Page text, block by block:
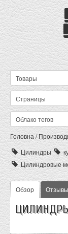
Головна/
Цилиндры
Цилиндровые
Обзор Отзывы